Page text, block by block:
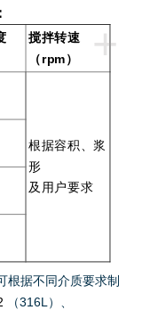
：
+
搅拌转速
（rpm）
根据容积、浆
形
及用户要求
根据不同介质要求制
（316L ）、